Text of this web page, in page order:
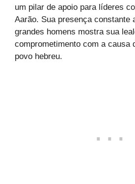
um pilar de apoio para líderes
Aarão. Sua presença constante
grandes homens mostra sua
comprometimento com a causa
povo hebreu.